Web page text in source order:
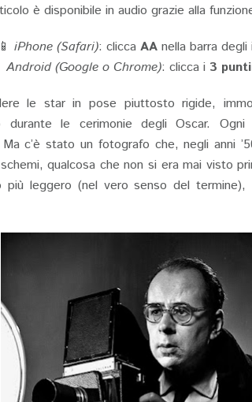
è disponibile in audio grazie alla
📱 iPhone (Safari): clicca AAnella barra degli
Android (Google o Chrome): clicca i 3
le star in pose piuttosto rigide,
le cerimonie degli Oscar. Ogni
c’è stato un fotografo che, negli anni
qualcosa che non si era mai visto
più leggero (nel vero senso del